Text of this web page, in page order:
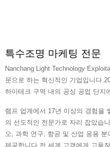
특수조명 마케팅 전문
Nanchang Light Technology
문으로 하는 혁신적인 기업입니다
하이테크 구역 내의 공싱 공업 단지
램프 업계에서 17년 이상의 경험을
의 선도적인 전문가로 자리 잡았습
오, 과학 연구, 항공 및 산업 응용
제공합니다.전 세계 고객에게 고품